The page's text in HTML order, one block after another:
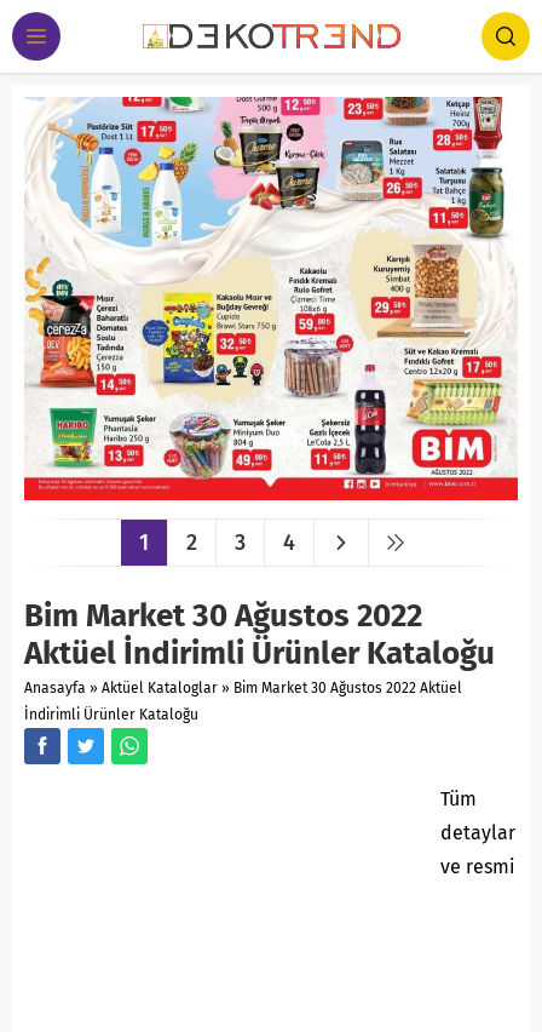
1 2 3 4
Bim Market 30 Ağustos 2022
Aktüel İndirimli Ürünler Kataloğu
Anasayfa » Aktüel Kataloglar » Bim Market 30 Ağustos 2022 Aktüel
İndirimli Ürünler Kataloğu
Tüm
detaylar
ve resmi